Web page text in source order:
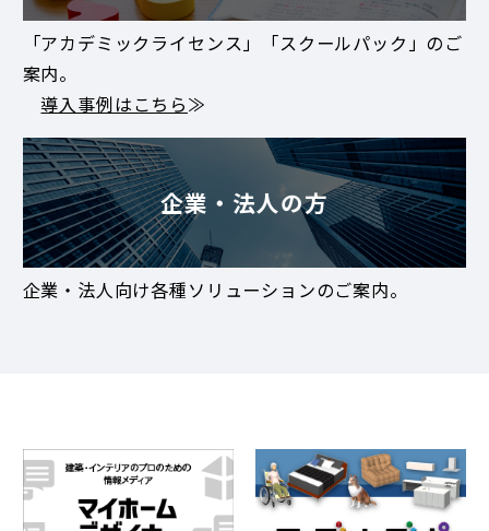
「アカデミックライセンス」「スクールパック」のご
案内。
導入事例はこちら≫
企業・法人の方
企業・法人向け各種ソリューションのご案内。